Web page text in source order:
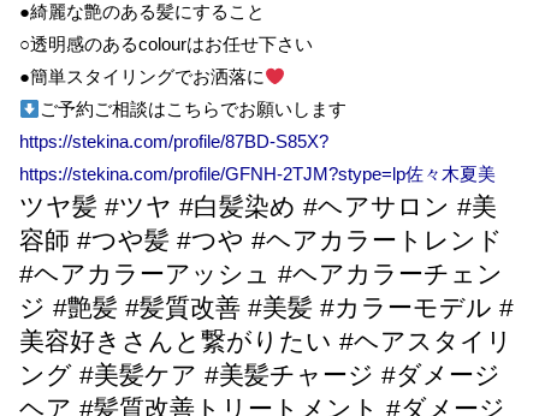
●綺麗な艶のある髪にすること
○透明感のあるcolourはお任せ下さい
●簡単スタイリングでお洒落に
ご予約ご相談はこちらでお願いします
https://stekina.com/profile/87BD-S85X?
https://stekina.com/profile/GFNH-2TJM?stype=lp佐々木夏美
ツヤ髪 #ツヤ #白髪染め #ヘアサロン #美
容師 #つや髪 #つや #ヘアカラートレンド
#ヘアカラーアッシュ #ヘアカラーチェン
ジ #艶髪 #髪質改善 #美髪 #カラーモデル #
美容好きさんと繋がりたい #ヘアスタイリ
ング #美髪ケア #美髪チャージ #ダメージ
ヘア #髪質改善トリートメント #ダメージ